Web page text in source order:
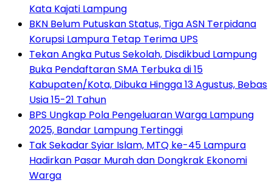
Kata Kajati Lampung
BKN Belum Putuskan Status, Tiga ASN Terpidana
Korupsi Lampura Tetap Terima UPS
Tekan Angka Putus Sekolah, Disdikbud Lampung
Buka Pendaftaran SMA Terbuka di 15
Kabupaten/Kota, Dibuka Hingga 13 Agustus, Bebas
Usia 15-21 Tahun
BPS Ungkap Pola Pengeluaran Warga Lampung
2025, Bandar Lampung Tertinggi
Tak Sekadar Syiar Islam, MTQ ke-45 Lampura
Hadirkan Pasar Murah dan Dongkrak Ekonomi
Warga